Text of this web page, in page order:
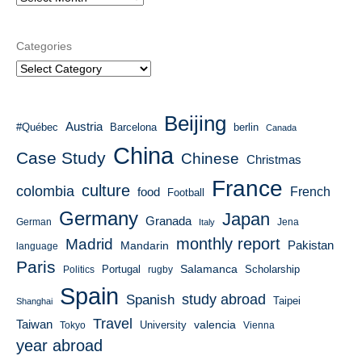
Categories
#Québec Austria Barcelona Beijing berlin Canada
Case Study China Chinese Christmas
colombia culture food Football France French
German Germany Granada Italy Japan Jena
language Madrid Mandarin monthly report Pakistan
Paris Politics Portugal rugby Salamanca Scholarship
Shanghai Spain Spanish study abroad Taipei
Taiwan Tokyo Travel University valencia Vienna
year abroad